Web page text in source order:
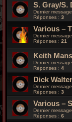
S. Gray/S.
Dernier
Réponses : 3
Various –
Dernier
Réponses : 21
Keith
Dernier
Réponses : 4
Dick
Dernier
Réponses : 3
Various –
Dernier
Réponses : 6